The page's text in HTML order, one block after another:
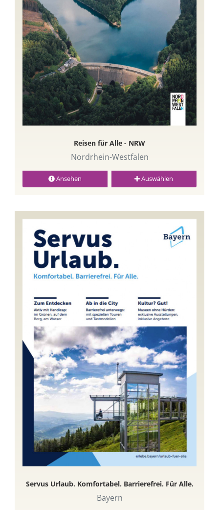
Reisen für Alle - NRW
Nordrhein-Westfalen
Ansehen Auswählen
Servus Urlaub. Komfortabel. Barrierefrei. Für Alle.
Bayern